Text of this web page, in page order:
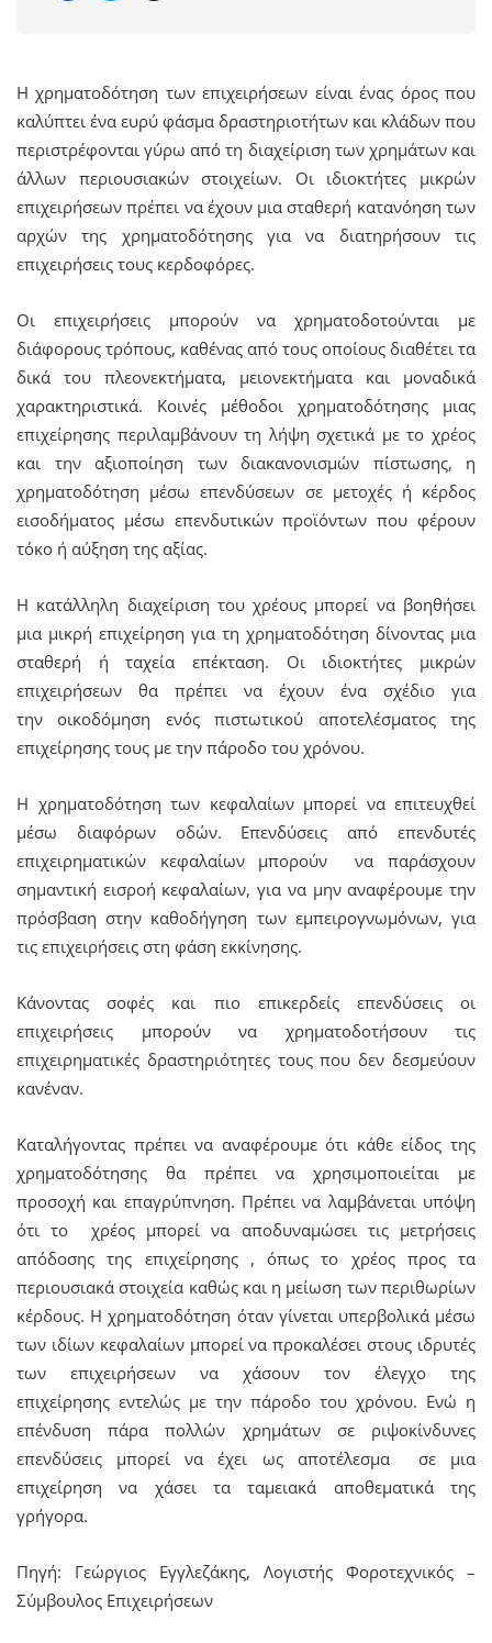
Η χρηματοδότηση των επιχειρήσεων είναι ένας όρος που
καλύπτει ένα ευρύ φάσμα δραστηριοτήτων και κλάδων που
περιστρέφονται γύρω από τη διαχείριση των χρημάτων και
άλλων περιουσιακών στοιχείων. Οι ιδιοκτήτες μικρών
επιχειρήσεων πρέπει να έχουν μια σταθερή κατανόηση των
αρχών της χρηματοδότησης για να διατηρήσουν τις
επιχειρήσεις τους κερδοφόρες.
Οι επιχειρήσεις μπορούν να χρηματοδοτούνται με
διάφορους τρόπους, καθένας από τους οποίους διαθέτει τα
δικά του πλεονεκτήματα, μειονεκτήματα και μοναδικά
χαρακτηριστικά. Κοινές μέθοδοι χρηματοδότησης μιας
επιχείρησης περιλαμβάνουν τη λήψη σχετικά με το χρέος
και την αξιοποίηση των διακανονισμών πίστωσης, η
χρηματοδότηση μέσω επενδύσεων σε μετοχές ή κέρδος
εισοδήματος μέσω επενδυτικών προϊόντων που φέρουν
τόκο ή αύξηση της αξίας.
Η κατάλληλη διαχείριση του χρέους μπορεί να βοηθήσει
μια μικρή επιχείρηση για τη χρηματοδότηση δίνοντας μια
σταθερή ή ταχεία επέκταση. Οι ιδιοκτήτες μικρών
επιχειρήσεων θα πρέπει να έχουν ένα σχέδιο για
την οικοδόμηση ενός πιστωτικού αποτελέσματος της
επιχείρησης τους με την πάροδο του χρόνου.
Η χρηματοδότηση των κεφαλαίων μπορεί να επιτευχθεί
μέσω διαφόρων οδών. Επενδύσεις από επενδυτές
επιχειρηματικών κεφαλαίων μπορούν να παράσχουν
σημαντική εισροή κεφαλαίων, για να μην αναφέρουμε την
πρόσβαση στην καθοδήγηση των εμπειρογνωμόνων, για
τις επιχειρήσεις στη φάση εκκίνησης.
Κάνοντας σοφές και πιο επικερδείς επενδύσεις οι
επιχειρήσεις μπορούν να χρηματοδοτήσουν τις
επιχειρηματικές δραστηριότητες τους που δεν δεσμεύουν
κανέναν.
Καταλήγοντας πρέπει να αναφέρουμε ότι κάθε είδος της
χρηματοδότησης θα πρέπει να χρησιμοποιείται με
προσοχή και επαγρύπνηση. Πρέπει να λαμβάνεται υπόψη
ότι το χρέος μπορεί να αποδυναμώσει τις μετρήσεις
απόδοσης της επιχείρησης , όπως το χρέος προς τα
περιουσιακά στοιχεία καθώς και η μείωση των περιθωρίων
κέρδους. Η χρηματοδότηση όταν γίνεται υπερβολικά μέσω
των ιδίων κεφαλαίων μπορεί να προκαλέσει στους ιδρυτές
των επιχειρήσεων να χάσουν τον έλεγχο της
επιχείρησης εντελώς με την πάροδο του χρόνου. Ενώ η
επένδυση πάρα πολλών χρημάτων σε ριψοκίνδυνες
επενδύσεις μπορεί να έχει ως αποτέλεσμα σε μια
επιχείρηση να χάσει τα ταμειακά αποθεματικά της
γρήγορα.
Πηγή: Γεώργιος Εγγλεζάκης, Λογιστής Φοροτεχνικός –
Σύμβουλος Επιχειρήσεων